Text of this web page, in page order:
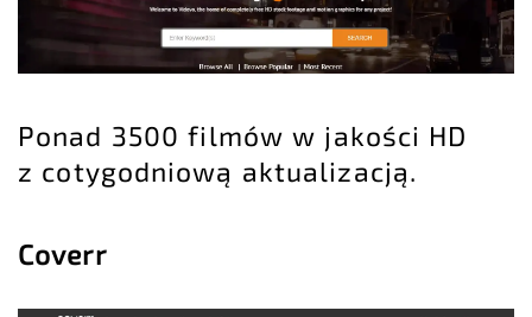
Ponad 3500 filmów w jakości HD
z cotygodniową aktualizacją.
Coverr